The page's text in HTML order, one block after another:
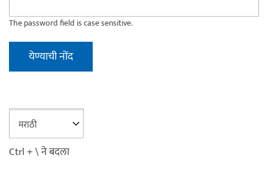
The password field is case sensitive.
Ctrl + \ ने बदला